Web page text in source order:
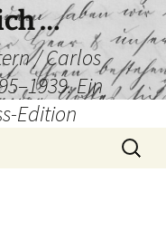
…
/ Carlos
Ein
Edition
Suchen
nach: